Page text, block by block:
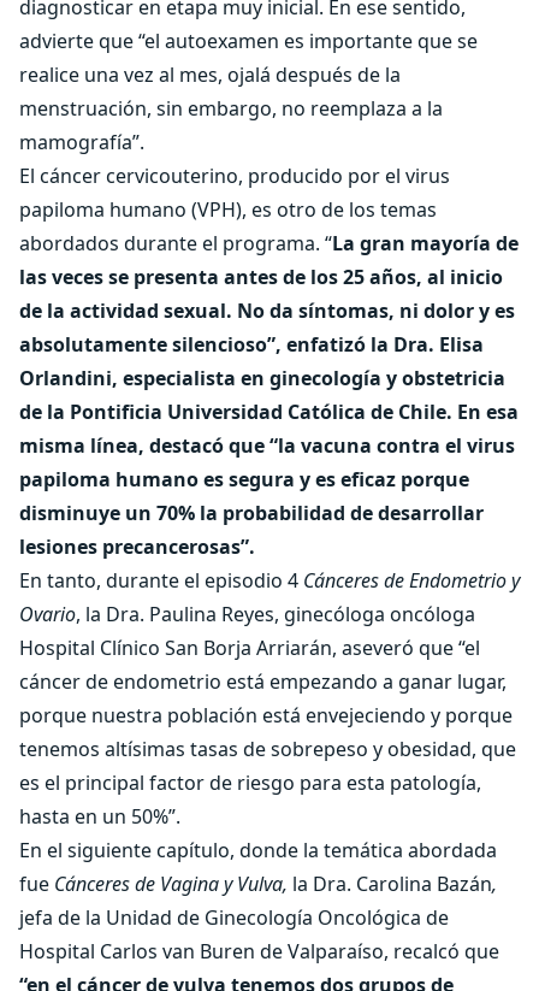
diagnosticar en etapa muy inicial. En ese sentido,
advierte que “el autoexamen es importante que se
realice una vez al mes, ojalá después de la
menstruación, sin embargo, no reemplaza a la
mamografía”.
El cáncer cervicouterino, producido por el virus
papiloma humano (VPH), es otro de los temas
abordados durante el programa. “La gran mayoría de
las veces se presenta antes de los 25 años, al inicio
de la actividad sexual. No da síntomas, ni dolor y es
absolutamente silencioso”, enfatizó la Dra. Elisa
Orlandini, especialista en ginecología y obstetricia
de la Pontificia Universidad Católica de Chile. En esa
misma línea, destacó que “la vacuna contra el virus
papiloma humano es segura y es eficaz porque
disminuye un 70% la probabilidad de desarrollar
lesiones precancerosas”.
En tanto, durante el episodio 4 Cánceres de Endometrio y
Ovario, la Dra. Paulina Reyes, ginecóloga oncóloga
Hospital Clínico San Borja Arriarán, aseveró que “el
cáncer de endometrio está empezando a ganar lugar,
porque nuestra población está envejeciendo y porque
tenemos altísimas tasas de sobrepeso y obesidad, que
es el principal factor de riesgo para esta patología,
hasta en un 50%”.
En el siguiente capítulo, donde la temática abordada
fue Cánceres de Vagina y Vulva, la Dra. Carolina Bazán,
jefa de la Unidad de Ginecología Oncológica de
Hospital Carlos van Buren de Valparaíso, recalcó que
“en el cáncer de vulva tenemos dos grupos de